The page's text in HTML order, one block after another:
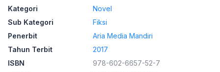
Kategori
Novel
Sub Kategori
Fiksi
Penerbit
Aria Media Mandiri
Tahun Terbit
2017
ISBN
978-602-6657-52-7